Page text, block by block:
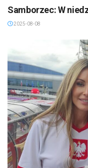
Samborzec: W
2025-08-08